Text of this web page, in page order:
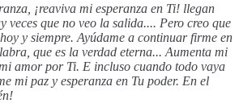
¡reaviva mi esperanza en Ti! llegan
veces que no veo la salida.... Pero creo que
y siempre. Ayúdame a continuar firme en
que es la verdad eterna... Aumenta mi
amor por Ti. E incluso cuando todo vaya
mi paz y esperanza en Tu poder. En el